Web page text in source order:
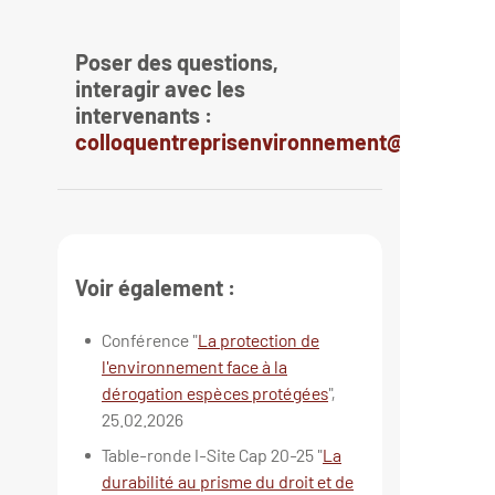
Poser des questions,
interagir avec les
intervenants :
Voir également :
Conférence "La protection de
l'environnement face à la
dérogation espèces protégées",
25.02.2026
Table-ronde I-Site Cap 20-25 "La
durabilité au prisme du droit et de